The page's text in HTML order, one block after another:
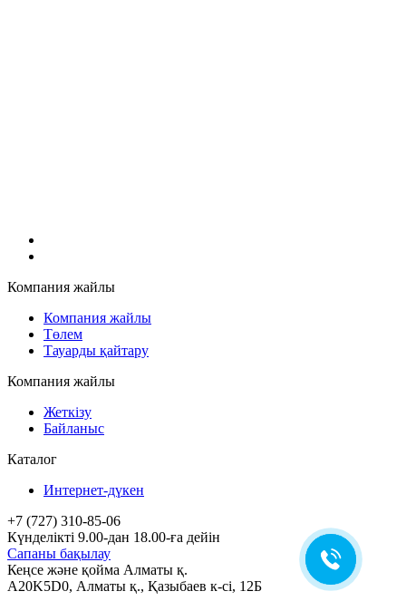
Компания жайлы
Компания жайлы
Төлем
Тауарды қайтару
Компания жайлы
Жеткізу
Байланыс
Каталог
Интернет-дүкен
+7 (727) 310-85-06
Күнделікті 9.00-дан 18.00-ға дейін
Сапаны бақылау
Кеңсе және қойма Алматы қ.
A20K5D0, Алматы қ., Қазыбаев к-сі, 12Б